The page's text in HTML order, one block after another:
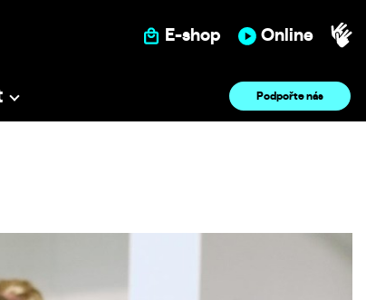
E-shop Online
Podpořte nás